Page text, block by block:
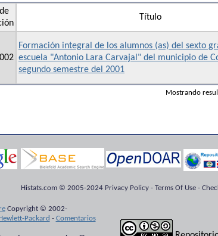
Título
Formación integral de los alumnos (as) del sexto
escuela "Antonio Lara Carvajal" del municipio de
segundo semestre del 2001
Mostrando
Histats.com © 2005-2024 Privacy Policy - Terms Of Use -
Copyright © 2002-
Packard - Comentarios